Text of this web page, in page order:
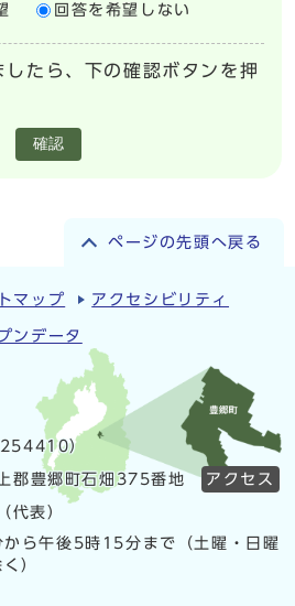
回答を希望しない
たら、下の確認ボタンを押
確認
ページの先頭へ戻る
マップ アクセシビリティ
ンデータ
）
郡豊郷町石畑375番地 アクセス
（代表）
ら午後5時15分まで（土曜・日曜
）